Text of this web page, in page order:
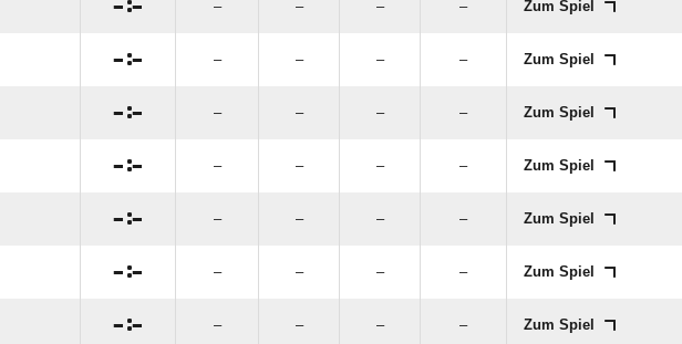
: – – – – Zum Spiel
: – – – – Zum Spiel
: – – – – Zum Spiel
: – – – – Zum Spiel
: – – – – Zum Spiel
: – – – – Zum Spiel
: – – – – Zum Spiel